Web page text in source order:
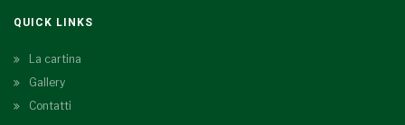
QUICK LINKS
La cartina
Gallery
Contatti